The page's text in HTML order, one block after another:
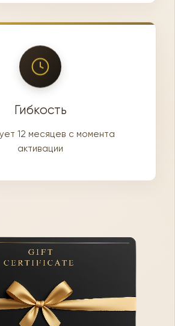
Гибкость
12 месяцев с момента
активации